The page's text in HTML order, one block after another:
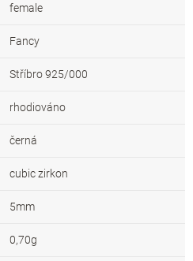
female
Fancy
Stříbro 925/000
rhodiováno
černá
cubic zirkon
5mm
0,70g